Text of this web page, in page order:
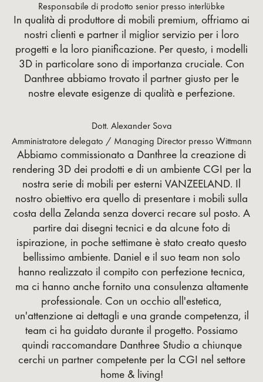
Responsabile di prodotto senior presso interlübke
In qualità di produttore di mobili premium, offriamo ai
nostri clienti e partner il miglior servizio per i loro
progetti e la loro pianificazione. Per questo, i modelli
3D in particolare sono di importanza cruciale. Con
Danthree abbiamo trovato il partner giusto per le
nostre elevate esigenze di qualità e perfezione.
Dott. Alexander Sova
Amministratore delegato / Managing Director presso Wittmann
Abbiamo commissionato a Danthree la creazione di
rendering 3D dei prodotti e di un ambiente CGI per la
nostra serie di mobili per esterni VANZEELAND. Il
nostro obiettivo era quello di presentare i mobili sulla
costa della Zelanda senza doverci recare sul posto. A
partire dai disegni tecnici e da alcune foto di
ispirazione, in poche settimane è stato creato questo
bellissimo ambiente. Daniel e il suo team non solo
hanno realizzato il compito con perfezione tecnica,
ma ci hanno anche fornito una consulenza altamente
professionale. Con un occhio all'estetica,
un'attenzione ai dettagli e una grande competenza, il
team ci ha guidato durante il progetto. Possiamo
quindi raccomandare Danthree Studio a chiunque
cerchi un partner competente per la CGI nel settore
home & living!